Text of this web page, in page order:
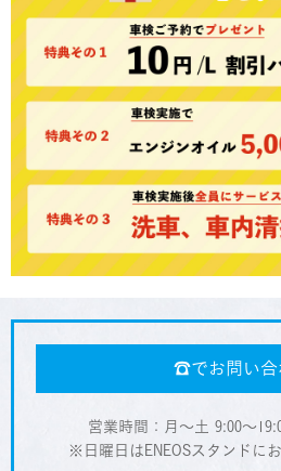
☎︎でお問い合
営業時間：月〜土 9:00～
※日曜日はENEOSスタンドに